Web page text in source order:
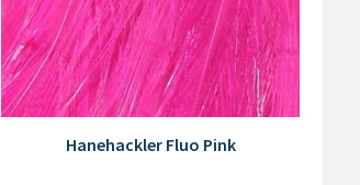
Hanehackler Fluo Pink